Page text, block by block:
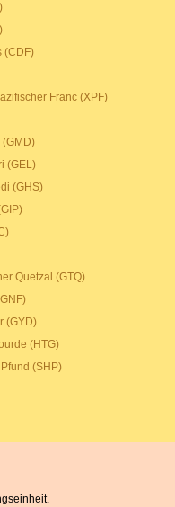
(CDF)
Franc (XPF)
(GEL)
(GHS)
Quetzal (GTQ)
(GYD)
(HTG)
(SHP)